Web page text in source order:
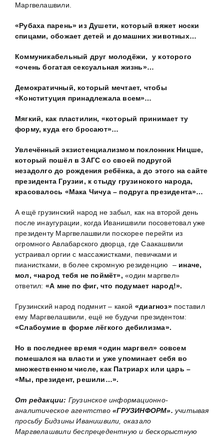
Маргвелашвили.
«Рубаха парень» из Душети, который вяжет носки
спицами, обожает детей и домашних животных…
Коммуникабельный друг молодёжи, у которого
«очень богатая сексуальная жизнь»…
Демократичный, который мечтает, чтобы
«Конституция принадлежала всем»…
Мягкий, как пластилин, «который принимает ту
форму, куда его бросают»…
Увлечённый экзистенциализмом поклонник Ницше,
который пошёл в ЗАГС со своей подругой
незадолго до рождения ребёнка, а до этого на сайте
президента Грузии, к стыду грузинского народа,
красовалось «Мака Чичуа – подруга президента»…
А ещё грузинский народ не забыл, как на второй день
после инаугурации, когда Иванишвили посоветовал уже
президенту Маргвелашвили поскорее перейти из
огромного Авлабарского дворца, где Саакашвили
устраивал оргии с массажистками, певичками и
пианистками, в более скромную резиденцию – иначе,
мол, «народ тебя не поймёт», «один маргвел»
ответил: «А мне по фиг, что подумает народ!».
Грузинский народ подмнит – какой «диагноз» поставил
ему Маргвелашвили, ещё не будучи президентом:
«Слабоумие в форме лёгкого дебилизма».
Но в последнее время«один маргвел» совсем
помешался на власти и уже упоминает себя во
множественном числе, как Патриарх или царь –
«Мы, президент, решили…».
От редакции: Грузинское информационно-
аналитическое агентство«ГРУЗИНФОРМ». учитывая
просьбу Бидзины Иванишвили, оказало
Маргвелашвили беспрецедентную и бескорыстную